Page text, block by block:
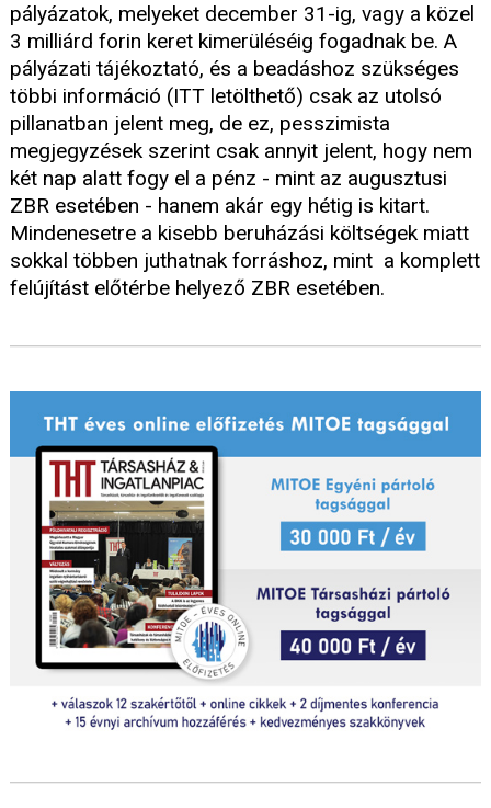
pályázatok, melyeket december 31-ig, vagy a közel
3 milliárd forin keret kimerüléséig fogadnak be. A
pályázati tájékoztató, és a beadáshoz szükséges
többi információ (ITT letölthető) csak az utolsó
pillanatban jelent meg, de ez, pesszimista
megjegyzések szerint csak annyit jelent, hogy nem
két nap alatt fogy el a pénz - mint az augusztusi
ZBR esetében - hanem akár egy hétig is kitart.
Mindenesetre a kisebb beruházási költségek miatt
sokkal többen juthatnak forráshoz, mint a komplett
felújítást előtérbe helyező ZBR esetében.